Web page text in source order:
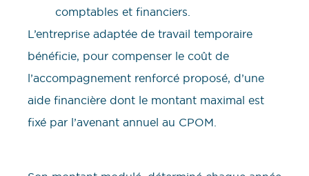
comptables et financiers.
L’entreprise adaptée de travail temporaire
bénéficie, pour compenser le coût de
l’accompagnement renforcé proposé, d’une
aide financière dont le montant maximal est
fixé par l’avenant annuel au CPOM.